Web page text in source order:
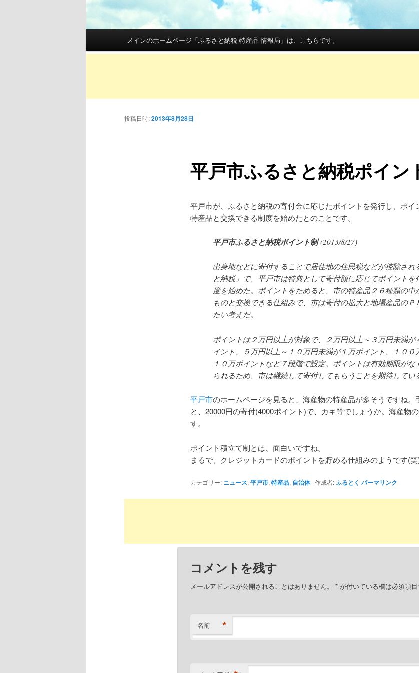
メインコンテンツへ移動
サブコンテンツへ移動
メインのホームページ「ふるさと納税 特産品 情報局」は、こちらです。
平戸市ふるさと納税ポイン
投稿日時:2013年8月28日
平戸市が、ふるさと納税の寄付金に応じたポイントを発行し、ポイ
特産品と交換できる制度を始めたとのことです。
平戸市ふるさと納税ポイント制(2013/8/27)
出身地などに寄付することで居住地の住民税などが控除され
と納税」で、平戸市は特典として寄付額に応じてポイントを
度を始めた。ポイントをためると、市の特産品２６種類の中
ものと交換できる仕組みで、市は寄付の拡大と地場産品のＰ
たい考えだ。
ポイントは２万円以上が対象で、２万円以上～３万円未満が
イント、５万円以上～１０万円未満が１万ポイント、１００
１０万ポイントなど７段階で設定。ポイントは有効期限がな
られるため、市は継続して寄付してもらうことを期待してい
平戸市のホームページを見ると、海産物の特産品が多そうですね。
と、20000円の寄付(4000ポイント)で、カキ等でしょうか。海産物
す。
ポイント積立て制とは、面白いですね。
まるで、クレジットカードのポイントを貯める仕組みのようです(
カテゴリー: ニュース, 平戸市, 特産品, 自治体作成者:ふるとく パーマリンク
コメントを残す
メールアドレスが公開されることはありません。 *が付いている欄は必須項
名前 *